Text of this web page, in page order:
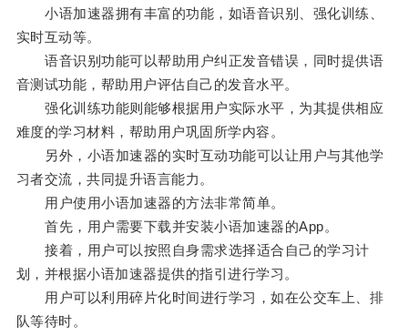
小语加速器拥有丰富的功能，如语音识别、强化训练、
实时互动等。
语音识别功能可以帮助用户纠正发音错误，同时提供语
音测试功能，帮助用户评估自己的发音水平。
强化训练功能则能够根据用户实际水平，为其提供相应
难度的学习材料，帮助用户巩固所学内容。
另外，小语加速器的实时互动功能可以让用户与其他学
习者交流，共同提升语言能力。
用户使用小语加速器的方法非常简单。
首先，用户需要下载并安装小语加速器的App。
接着，用户可以按照自身需求选择适合自己的学习计
划，并根据小语加速器提供的指引进行学习。
用户可以利用碎片化时间进行学习，如在公交车上、排
队等待时。